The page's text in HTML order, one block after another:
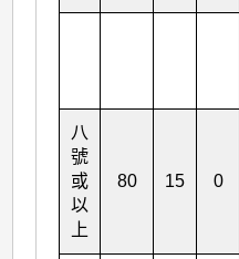
八
號
或
以
上
80 15 0